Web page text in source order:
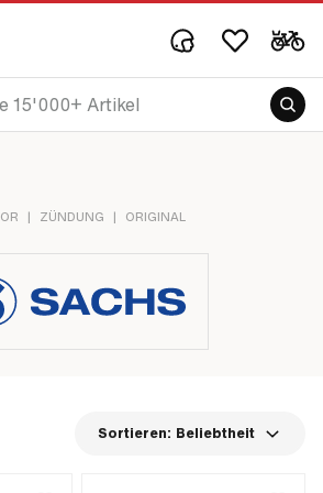
| ZÜNDUNG | ORIGINAL
Sortieren: Beliebtheit